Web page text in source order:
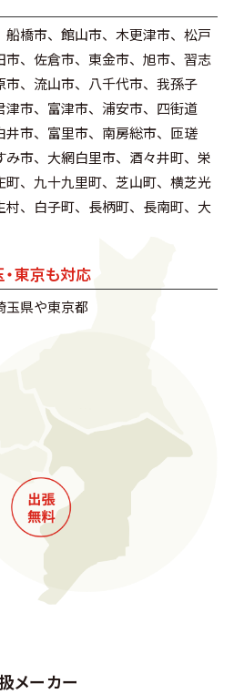
橋市、館山市、木更津市、松戸
、佐倉市、東金市、旭市、習志
、流山市、八千代市、我孫子
市、富津市、浦安市、四街道
市、富里市、南房総市、匝瑳
市、大網白里市、酒々井町、栄
、九十九里町、芝山町、横芝光
、白子町、長柄町、長南町、大
・東京も対応
玉県や東京都
メーカー